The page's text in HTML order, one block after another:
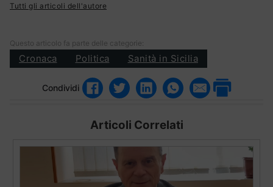
Tutti gli articoli dell'autore
Questo articolo fa parte delle categorie:
Cronaca Politica Sanità in Sicilia
Condividi
Articoli Correlati